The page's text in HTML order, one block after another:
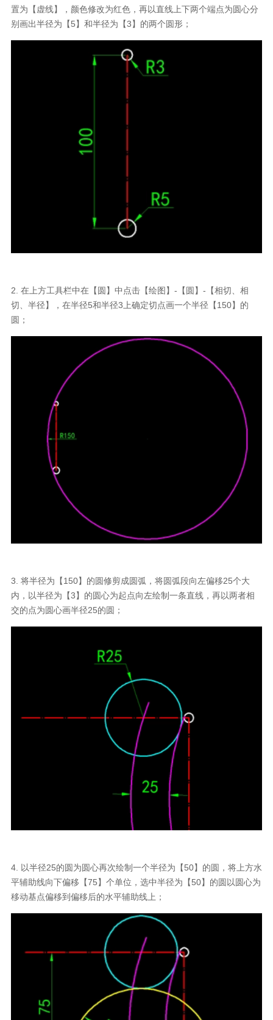
置为【虚线】，颜色修改为红色，再以直线上下两个端点为圆心分
别画出半径为【5】和半径为【3】的两个圆形；
2. 在上方工具栏中在【圆】中点击【绘图】-【圆】-【相切、相
切、半径】，在半径5和半径3上确定切点画一个半径【150】的
圆；
3. 将半径为【150】的圆修剪成圆弧，将圆弧段向左偏移25个大
内，以半径为【3】的圆心为起点向左绘制一条直线，再以两者相
交的点为圆心画半径25的圆；
4. 以半径25的圆为圆心再次绘制一个半径为【50】的圆，将上方水
平辅助线向下偏移【75】个单位，选中半径为【50】的圆以圆心为
移动基点偏移到偏移后的水平辅助线上；